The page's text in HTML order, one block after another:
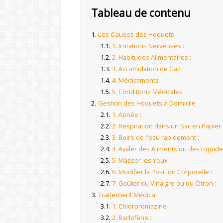
Tableau de contenu
Les Causes des Hoquets
1. Irritations Nerveuses :
2. Habitudes Alimentaires :
3. Accumulation de Gaz :
4. Médicaments :
5. Conditions Médicales :
Gestion des Hoquets à Domicile
1. Apnée :
2. Respiration dans un Sac en Papier :
3. Boire de l'eau rapidement :
4. Avaler des Aliments ou des
5. Masser les Yeux :
6. Modifier la Position Corporelle :
7. Goûter du Vinaigre ou du Citron :
Traitement Médical
1. Chlorpromazine :
2. Baclofène :